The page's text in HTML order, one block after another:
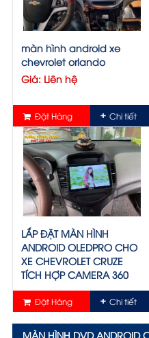
màn hình android xe
chevrolet orlando
Giá: Liên hệ
Đặt Hàng Chi tiết
LẮP ĐẶT MÀN HÌNH
ANDROID OLEDPRO CHO
XE CHEVROLET CRUZE
TÍCH HỢP CAMERA 360
Giá: Liên hệ
Đặt Hàng Chi tiết
MÀN HÌNH DVD ANDROID